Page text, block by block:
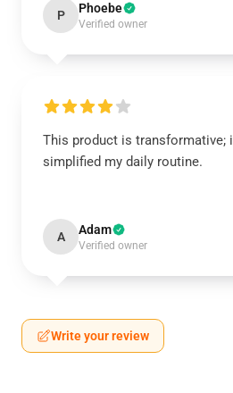
P Phoebe
Verified owner
This product is transformative;
simplified my daily routine.
A Adam
Verified owner
Write your review